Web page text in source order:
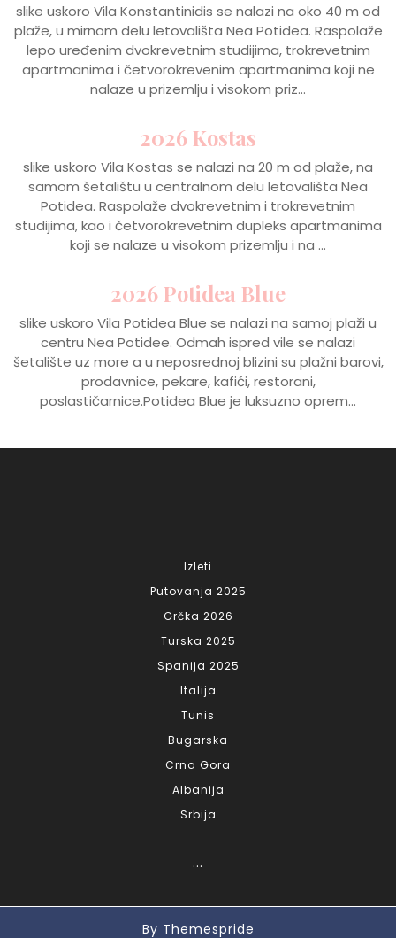
slike uskoro Vila Konstantinidis se nalazi na oko 40 m od
plaže, u mirnom delu letovališta Nea Potidea. Raspolaže
lepo uređenim dvokrevetnim studijima, trokrevetnim
apartmanima i četvorokrevenim apartmanima koji ne
nalaze u prizemlju i visokom priz...
2026 Kostas
slike uskoro Vila Kostas se nalazi na 20 m od plaže, na
samom šetalištu u centralnom delu letovališta Nea
Potidea. Raspolaže dvokrevetnim i trokrevetnim
studijima, kao i četvorokrevetnim dupleks apartmanima
koji se nalaze u visokom prizemlju i na ...
2026 Potidea Blue
slike uskoro Vila Potidea Blue se nalazi na samoj plaži u
centru Nea Potidee. Odmah ispred vile se nalazi
šetalište uz more a u neposrednoj blizini su plažni barovi,
prodavnice, pekare, kafići, restorani,
poslastičarnice.Potidea Blue je luksuzno oprem...
Izleti
Putovanja 2025
Grčka 2026
Turska 2025
Spanija 2025
Italija
Tunis
Bugarska
Crna Gora
Albanija
Srbija
...
By Themespride